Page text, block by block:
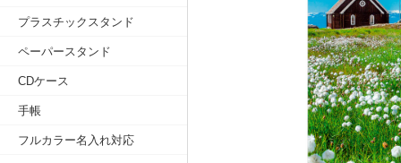
プラスチックスタンド
ペーパースタンド
CDケース
手帳
フルカラー名入れ対応